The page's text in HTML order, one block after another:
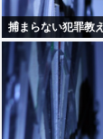
捕まらない犯罪教